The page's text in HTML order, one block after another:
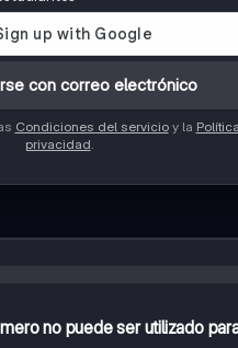
con correo electrónico
Condiciones del servicioy la
privacidad.
no puede ser utilizado